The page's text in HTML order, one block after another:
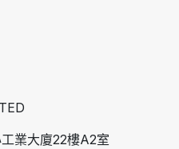
業大廈22樓A2室